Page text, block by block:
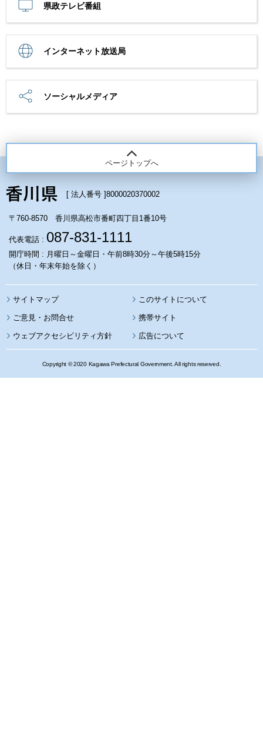
県政テレビ番組
インターネット放送局
ソーシャルメディア
ページトップへ
[ 法人番号 ]8000020370002
〒760-8570 香川県高松市番町四丁目1番10号
代表電話 : 087-831-1111
開庁時間 : 月曜日～金曜日・午前8時30分～午後5時15分
（休日・年末年始を除く）
サイトマップ このサイトについて
携帯サイト
ウェブアクセシビリティ方針 広告について
Copyright © 2020 Kagawa Prefectural Government. All rights reserved.